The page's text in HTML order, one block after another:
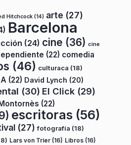
Hitchcock (14) arte (27)
Barcelona
(24) cine (36) cine
(22) comedia
(46) culturaca (18)
(22) David Lynch (20)
(30) El Click (29)
(22)
escritoras (56)
(27) fotografía (18)
Lars von Trier (16) Libros (16)